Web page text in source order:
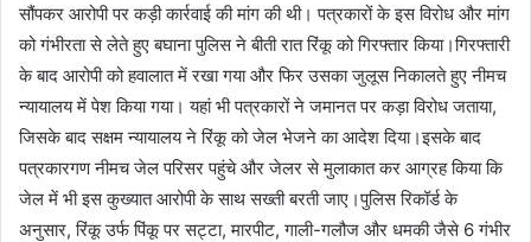
सौंपकर आरोपी पर कड़ी कार्रवाई की मांग की थी। पत्रकारों के इस विरोध और मांग
को गंभीरता से लेते हुए बघाना पुलिस ने बीती रात रिंकू को गिरफ्तार किया।गिरफ्तारी
के बाद आरोपी को हवालात में रखा गया और फिर उसका जुलूस निकालते हुए नीमच
न्यायालय में पेश किया गया। यहां भी पत्रकारों ने जमानत पर कड़ा विरोध जताया,
जिसके बाद सक्षम न्यायालय ने रिंकू को जेल भेजने का आदेश दिया।इसके बाद
पत्रकारगण नीमच जेल परिसर पहुंचे और जेलर से मुलाकात कर आग्रह किया कि
जेल में भी इस कुख्यात आरोपी के साथ सख्ती बरती जाए।पुलिस रिकॉर्ड के
अनुसार, रिंकू उर्फ पिंकू पर सट्टा, मारपीट, गाली-गलौज और धमकी जैसे 6 गंभीर